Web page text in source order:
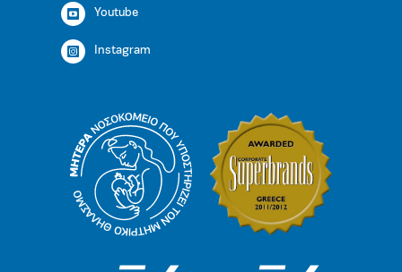
Youtube
Instagram